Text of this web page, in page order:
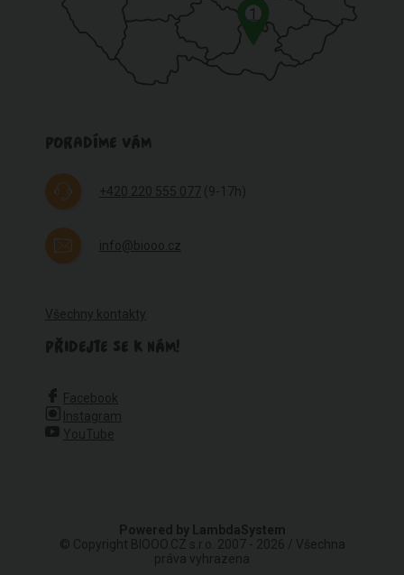
1
PORADÍME VÁM
+420 220 555 077 (9-17h)
info@biooo.cz
Všechny kontakty
PŘIDEJTE SE K NÁM!
Facebook
Instagram
YouTube
Powered by LambdaSystem
© Copyright BIOOO.CZ s.r.o. 2007 - 2026 / Všechna
práva vyhrazena